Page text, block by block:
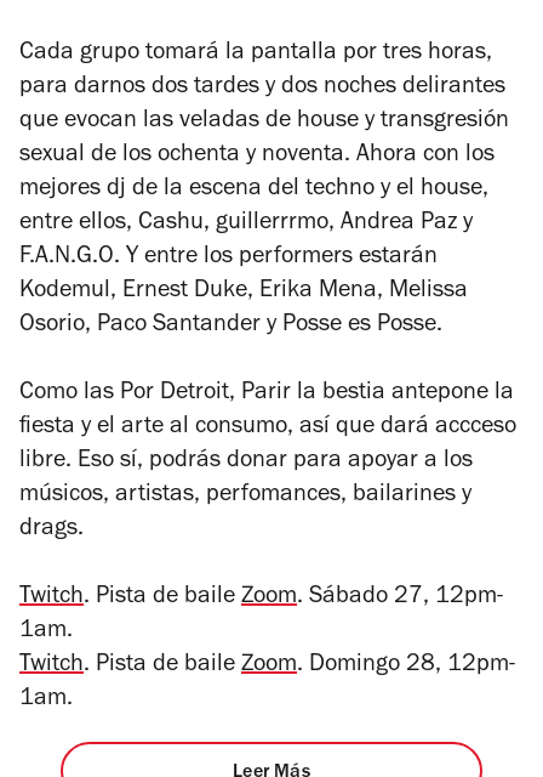
Cada grupo tomará la pantalla por tres horas,
para darnos dos tardes y dos noches delirantes
que evocan las veladas de house y transgresión
sexual de los ochenta y noventa. Ahora con los
mejores dj de la escena del techno y el house,
entre ellos, Cashu, guillerrrmo, Andrea Paz y
F.A.N.G.O. Y entre los performers estarán
Kodemul, Ernest Duke, Erika Mena, Melissa
Osorio, Paco Santander y Posse es Posse.
Como las Por Detroit, Parir la bestia antepone la
fiesta y el arte al consumo, así que dará accceso
libre. Eso sí, podrás donar para apoyar a los
músicos, artistas, perfomances, bailarines y
drags.
Twitch. Pista de baile Zoom. Sábado 27, 12pm-
1am.
Twitch. Pista de baile Zoom. Domingo 28, 12pm-
1am.
Leer Más